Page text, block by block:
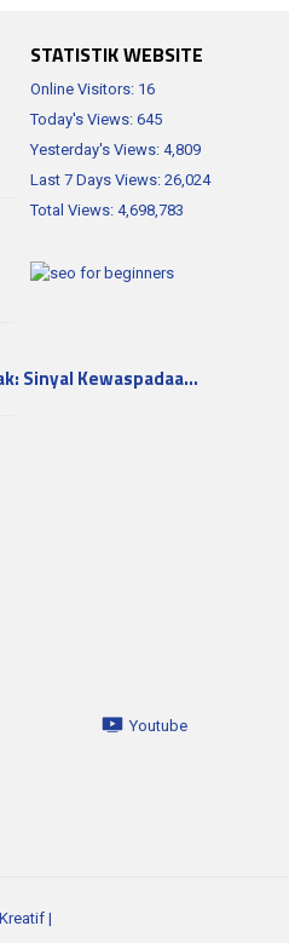
Sinyal Kewaspadaa…
STATISTIK WEBSITE
Online Visitors: 16
Today's Views: 645
Yesterday's Views: 4,809
Last 7 Days Views: 26,024
Total Views: 4,698,783
Youtube
|